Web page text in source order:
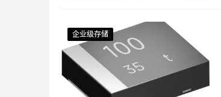
企业级存储
企业级存储
企业级存储
企业级存储